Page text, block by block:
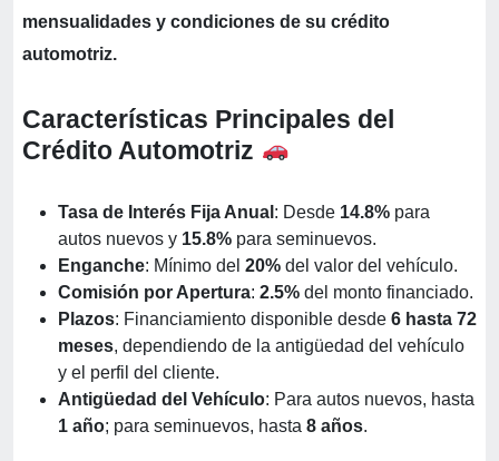
mensualidades y condiciones de su crédito
automotriz.
Características Principales del
Crédito Automotriz
Tasa de Interés Fija Anual : Desde 14.8% para
autos nuevos y 15.8% para seminuevos.
Enganche: Mínimo del 20% del valor del vehículo.
Comisión por Apertura: 2.5% del monto financiado.
Plazos: Financiamiento disponible desde 6 hasta 72
meses, dependiendo de la antigüedad del vehículo
y el perfil del cliente.
Antigüedad del Vehículo: Para autos nuevos, hasta
1 año; para seminuevos, hasta 8 años.